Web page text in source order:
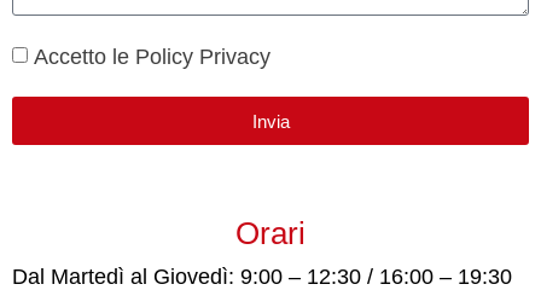
Accetto le Policy Privacy
Invia
Orari
Dal Martedì al Giovedì: 9:00 – 12:30 / 16:00 – 19:30